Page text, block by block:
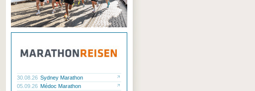
30.08.26 Sydney Marathon
05.09.26 Médoc Marathon